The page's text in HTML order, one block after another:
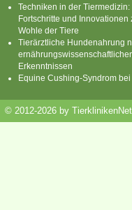
Techniken in der Tiermedizin:
Fortschritte und Innovationen
Wohle der Tiere
Tierärztliche Hundenahrung
Erkenntnissen
Equine Cushing-Syndrom bei
© 2012-2026 by